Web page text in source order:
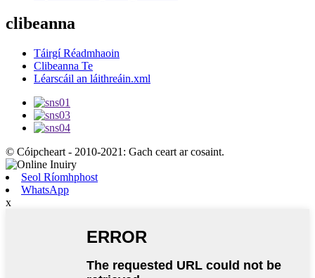
clibeanna
Táirgí Réadmhaoin
Clibeanna Te
Léarscáil an láithreáin.xml
© Cóipcheart - 2010-2021: Gach ceart ar cosaint.
Seol Ríomhphost
WhatsApp
x